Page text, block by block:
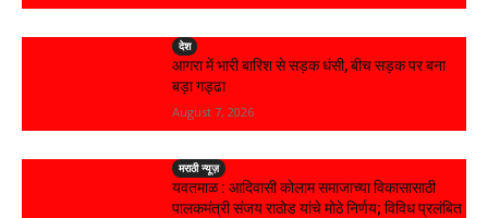
देश
आगरा में भारी बारिश से सड़क धंसी, बीच सड़क पर बना
बड़ा गड्ढा
August 7, 2026
मराठी न्यूज़
यवतमाळ : आदिवासी कोलाम समाजाच्या विकासासाठी
पालकमंत्री संजय राठोड यांचे मोठे निर्णय; विविध प्रलंबित